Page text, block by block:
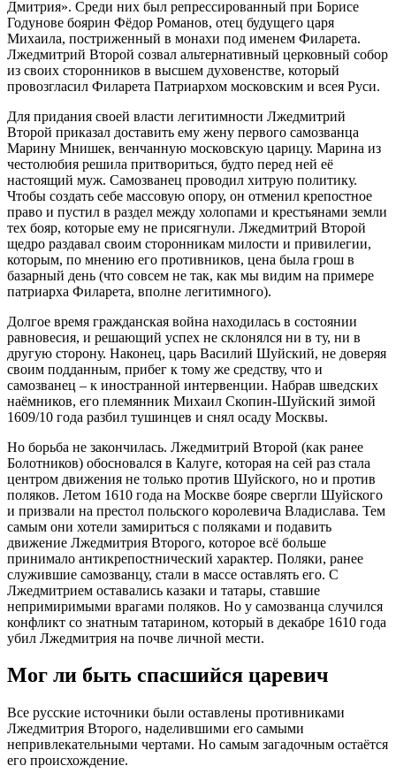
Дмитрия». Среди них был репрессированный при Борисе
Годунове боярин Фёдор Романов, отец будущего царя
Михаила, постриженный в монахи под именем Филарета.
Лжедмитрий Второй созвал альтернативный церковный собор
из своих сторонников в высшем духовенстве, который
провозгласил Филарета Патриархом московским и всея Руси.
Для придания своей власти легитимности Лжедмитрий
Второй приказал доставить ему жену первого самозванца
Марину Мнишек, венчанную московскую царицу. Марина из
честолюбия решила притвориться, будто перед ней её
настоящий муж. Самозванец проводил хитрую политику.
Чтобы создать себе массовую опору, он отменил крепостное
право и пустил в раздел между холопами и крестьянами земли
тех бояр, которые ему не присягнули. Лжедмитрий Второй
щедро раздавал своим сторонникам милости и привилегии,
которым, по мнению его противников, цена была грош в
базарный день (что совсем не так, как мы видим на примере
патриарха Филарета, вполне легитимного).
Долгое время гражданская война находилась в состоянии
равновесия, и решающий успех не склонялся ни в ту, ни в
другую сторону. Наконец, царь Василий Шуйский, не доверяя
своим подданным, прибег к тому же средству, что и
самозванец – к иностранной интервенции. Набрав шведских
наёмников, его племянник Михаил Скопин-Шуйский зимой
1609/10 года разбил тушинцев и снял осаду Москвы.
Но борьба не закончилась. Лжедмитрий Второй (как ранее
Болотников) обосновался в Калуге, которая на сей раз стала
центром движения не только против Шуйского, но и против
поляков. Летом 1610 года на Москве бояре свергли Шуйского
и призвали на престол польского королевича Владислава. Тем
самым они хотели замириться с поляками и подавить
движение Лжедмитрия Второго, которое всё больше
принимало антикрепостнический характер. Поляки, ранее
служившие самозванцу, стали в массе оставлять его. С
Лжедмитрием оставались казаки и татары, ставшие
непримиримыми врагами поляков. Но у самозванца случился
конфликт со знатным татарином, который в декабре 1610 года
убил Лжедмитрия на почве личной мести.
Мог ли быть спасшийся царевич
Все русские источники были оставлены противниками
Лжедмитрия Второго, наделившими его самыми
непривлекательными чертами. Но самым загадочным остаётся
его происхождение.